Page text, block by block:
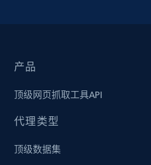
产品
顶级网页抓取工具API
代理类型
顶级数据集